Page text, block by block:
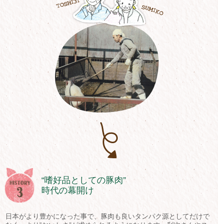
“嗜好品としての豚肉”
時代の幕開け
日本がより豊かになった事で、豚肉も良いタンパク源としてだけで